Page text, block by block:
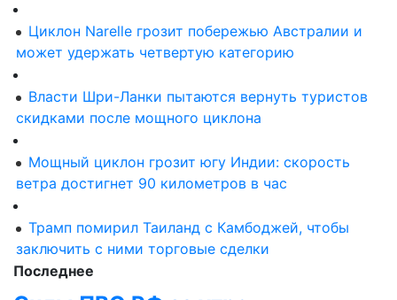
Циклон Narelle грозит побережью Австралии и
может удержать четвертую категорию
Власти Шри-Ланки пытаются вернуть туристов
скидками после мощного циклона
Мощный циклон грозит югу Индии: скорость
ветра достигнет 90 километров в час
Трамп помирил Таиланд с Камбоджей, чтобы
заключить с ними торговые сделки
Последнее